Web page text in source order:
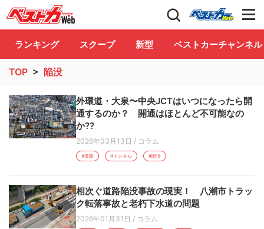
自動車情報誌「ベストカー」 Club
ランキング スクープ 新型 ベストカーチャンネル
TOP > 陥没
外環道・大泉〜中央JCTはいつになったら開
通するのか？ 開通はほとんど不可能なの
か??
2026年03月13日 / コラム
#道路 #トンネル #陥没
相次ぐ道路陥没事故の現実！ 八潮市トラッ
ク転落事故と老朽下水道の問題
2026年01月31日 / コラム